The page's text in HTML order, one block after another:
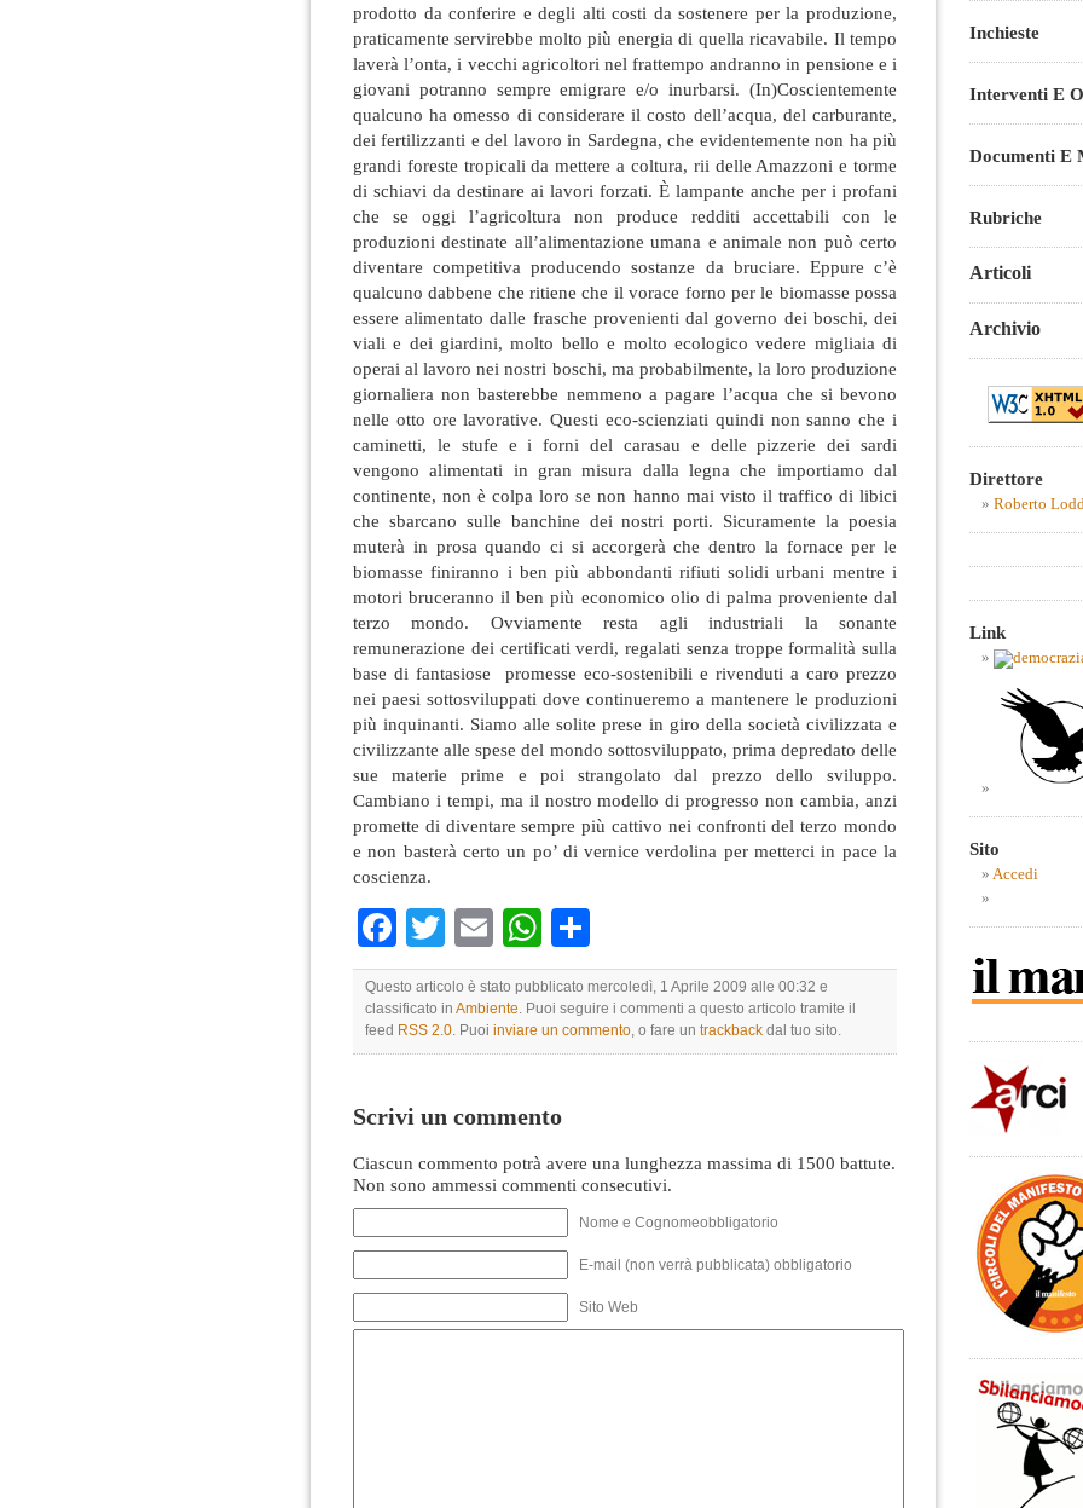
prodotto da conferire e degli alti costi da sostenere per la produzione,
praticamente servirebbe molto più energia di quella ricavabile. Il tempo
laverà l’onta, i vecchi agricoltori nel frattempo andranno in pensione e i
giovani potranno sempre emigrare e/o inurbarsi. (In)Coscientemente
qualcuno ha omesso di considerare il costo dell’acqua, del carburante,
dei fertilizzanti e del lavoro in Sardegna, che evidentemente non ha più
grandi foreste tropicali da mettere a coltura, rii delle Amazzoni e torme
di schiavi da destinare ai lavori forzati. È lampante anche per i profani
che se oggi l’agricoltura non produce redditi accettabili con le
produzioni destinate all’alimentazione umana e animale non può certo
diventare competitiva producendo sostanze da bruciare. Eppure c’è
qualcuno dabbene che ritiene che il vorace forno per le biomasse possa
essere alimentato dalle frasche provenienti dal governo dei boschi, dei
viali e dei giardini, molto bello e molto ecologico vedere migliaia di
operai al lavoro nei nostri boschi, ma probabilmente, la loro produzione
giornaliera non basterebbe nemmeno a pagare l’acqua che si bevono
nelle otto ore lavorative. Questi eco-scienziati quindi non sanno che i
caminetti, le stufe e i forni del carasau e delle pizzerie dei sardi
vengono alimentati in gran misura dalla legna che importiamo dal
continente, non è colpa loro se non hanno mai visto il traffico di libici
che sbarcano sulle banchine dei nostri porti. Sicuramente la poesia
muterà in prosa quando ci si accorgerà che dentro la fornace per le
biomasse finiranno i ben più abbondanti rifiuti solidi urbani mentre i
motori bruceranno il ben più economico olio di palma proveniente dal
terzo mondo. Ovviamente resta agli industriali la sonante
remunerazione dei certificati verdi, regalati senza troppe formalità sulla
base di fantasiose promesse eco-sostenibili e rivenduti a caro prezzo
nei paesi sottosviluppati dove continueremo a mantenere le produzioni
più inquinanti. Siamo alle solite prese in giro della società civilizzata e
civilizzante alle spese del mondo sottosviluppato, prima depredato delle
sue materie prime e poi strangolato dal prezzo dello sviluppo.
Cambiano i tempi, ma il nostro modello di progresso non cambia, anzi
promette di diventare sempre più cattivo nei confronti del terzo mondo
e non basterà certo un po’ di vernice verdolina per metterci in pace la
coscienza.
Facebook
TwitterEmailWhatsApp
Questo articolo è stato pubblicato mercoledì, 1 Aprile 2009 alle 00:32 e
classificato in Ambiente. Puoi seguire i commenti a questo articolo tramite il
feed RSS 2.0. Puoi inviare un commento, o fare un trackback dal tuo sito.
Scrivi un commento
Ciascun commento potrà avere una lunghezza massima di 1500 battute.
Non sono ammessi commenti consecutivi.
Nome e Cognomeobbligatorio
E-mail (non verrà pubblicata) obbligatorio
Sito Web
Inchieste
Interventi E
Documenti E
Rubriche
Articoli
Archivio
Direttore
Roberto
Link
Sito
Accedi